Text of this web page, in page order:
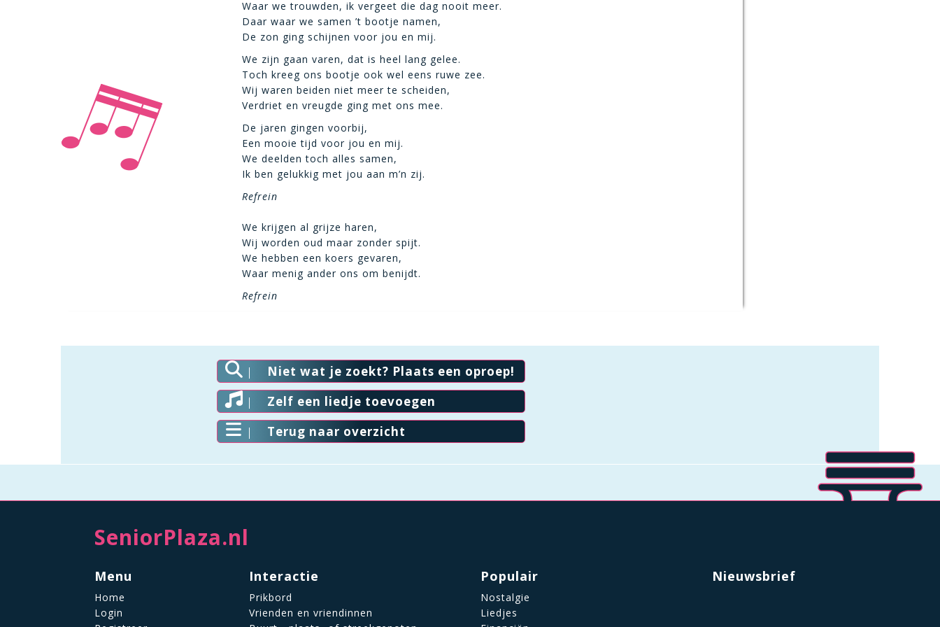
Waar we trouwden, ik vergeet die dag nooit meer.
Daar waar we samen ’t bootje namen,
De zon ging schijnen voor jou en mij.
We zijn gaan varen, dat is heel lang gelee.
Toch kreeg ons bootje ook wel eens ruwe zee.
Wij waren beiden niet meer te scheiden,
Verdriet en vreugde ging met ons mee.
De jaren gingen voorbij,
Een mooie tijd voor jou en mij.
We deelden toch alles samen,
Ik ben gelukkig met jou aan m’n zij.
Refrein
We krijgen al grijze haren,
Wij worden oud maar zonder spijt.
We hebben een koers gevaren,
Waar menig ander ons om benijdt.
Refrein
Niet wat je zoekt? Plaats een oproep!
Zelf een liedje toevoegen
Terug naar overzicht
SeniorPlaza.nl
Menu
Home
Login
Interactie
Prikbord
Vrienden en vriendinnen
Populair
Nostalgie
Liedjes
Nieuwsbrief